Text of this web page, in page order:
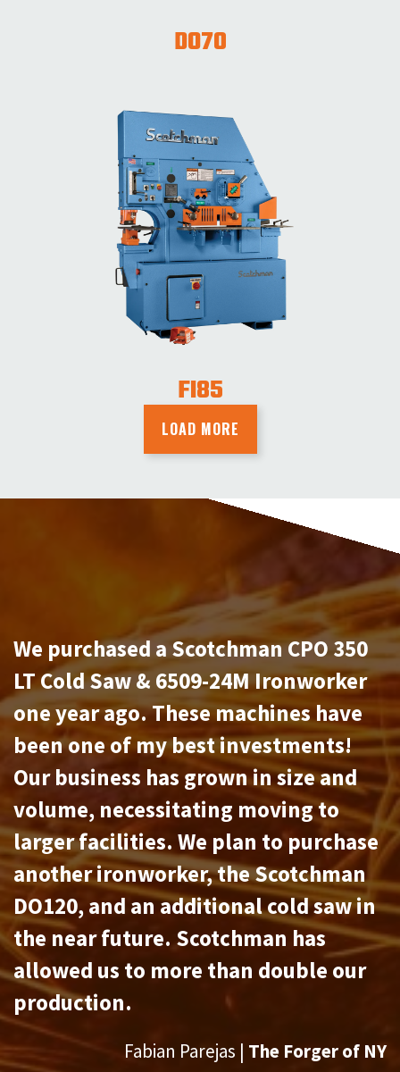
DO70
FI85
LOAD MORE
We purchased a Scotchman CPO 350
LT Cold Saw & 6509-24M Ironworker
one year ago. These machines have
been one of my best investments!
Our business has grown in size and
volume, necessitating moving to
larger facilities. We plan to purchase
another ironworker, the Scotchman
DO120, and an additional cold saw in
the near future. Scotchman has
allowed us to more than double our
production.
Fabian Parejas | The Forger of NY